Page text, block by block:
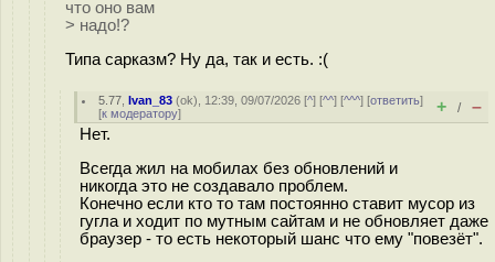
что оно вам
> надо!?
Типа сарказм? Ну да, так и есть. :(
5.77 ,Ivan_83 (ok), 12:39, 09/07/2026 [^] [^^] [^^^] [ответить]
[к модератору] + / –
Нет.
Всегда жил на мобилах без обновлений и
никогда это не создавало проблем.
Конечно если кто то там постоянно ставит мусор из
гугла и ходит по мутным сайтам и не обновляет даже
браузер - то есть некоторый шанс что ему "повезёт".